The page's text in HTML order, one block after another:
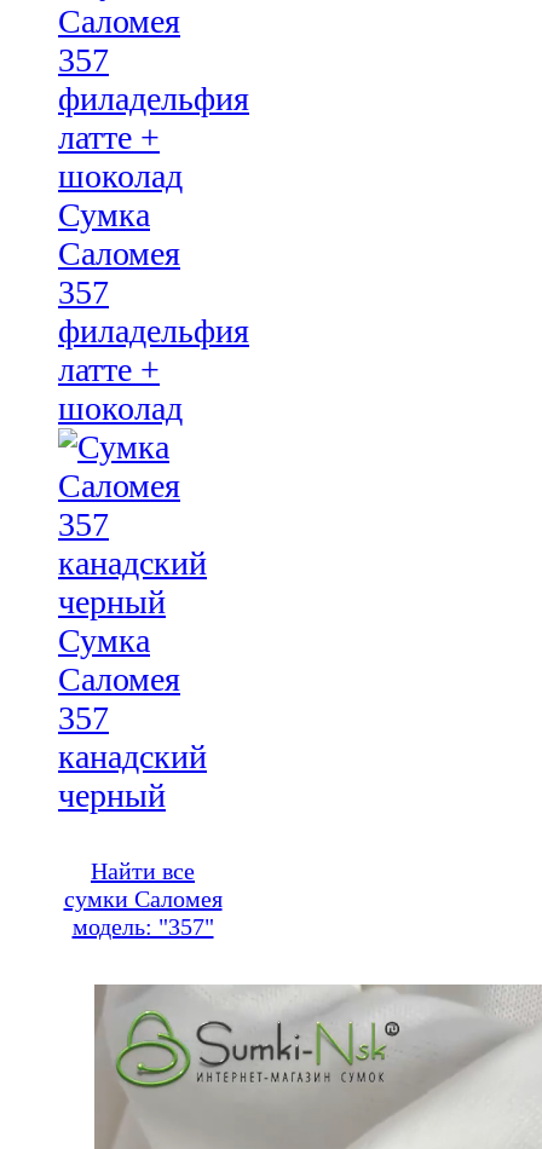
Сумка
Саломея
357
филадельфия
латте +
шоколад
Сумка
Саломея
357
канадский
черный
Найти все
сумки Саломея
модель: "357"